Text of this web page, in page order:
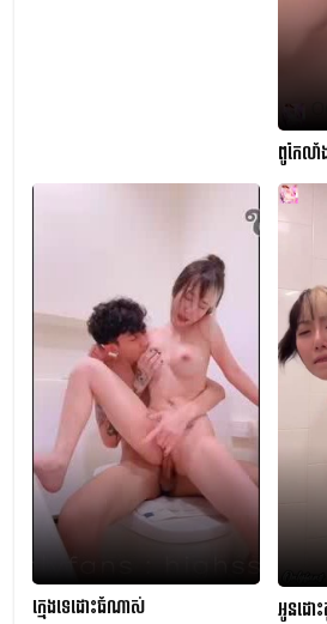
ពូកែល
ក្មេងទេដោះធំណាស់ អូនដោះ